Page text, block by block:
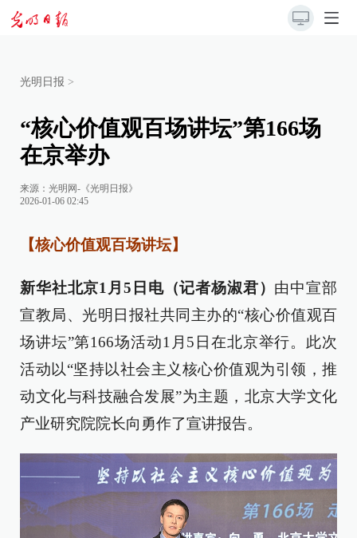
光明日报 >
“核心价值观百场讲坛”第166场
在京举办
来源： 光明网-《光明日报》
2026-01-06 02:45
【核心价值观百场讲坛】
新华社北京1月5日电（记者杨淑君） 由中宣部
宣教局、光明日报社共同主办的“核心价值观百
场讲坛”第166场活动1月5日在北京举行。此次
活动以“坚持以社会主义核心价值观为引领，推
动文化与科技融合发展”为主题，北京大学文化
产业研究院院长向勇作了宣讲报告。